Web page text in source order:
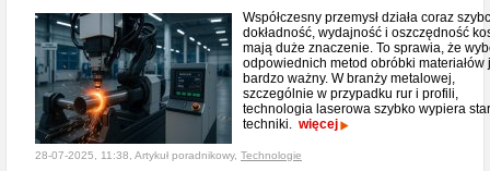
Współczesny przemysł działa coraz
dokładność, wydajność i oszczędność
mają duże znaczenie. To sprawia, że
odpowiednich metod obróbki materiałów
bardzo ważny. W branży metalowej,
szczególnie w przypadku rur i profili,
technologia laserowa szybko wypiera
techniki. więcej
28-07-2025, 11:38, Artykuł poradnikowy, Technologie